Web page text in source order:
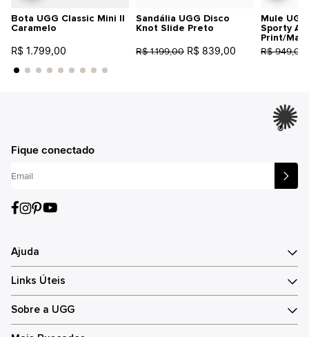
Bota UGG Classic Mini II
Caramelo
R$ 1.799,00
Sandália UGG Disco
Knot Slide Preto
R$ 1.199,00 R$ 839,00
Mule
Sporty
Print/
R$ 949,00
®
Fique conectado
Ajuda
Links Úteis
Sobre a UGG